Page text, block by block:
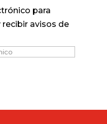
para
avisos de